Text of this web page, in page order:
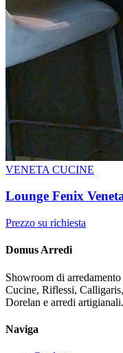
VENETA CUCINE
Lounge Fenix
Prezzo su richiesta
Domus Arredi
Showroom di
Cucine, Riflessi,
Dorelan e arredi artigianali.
Naviga